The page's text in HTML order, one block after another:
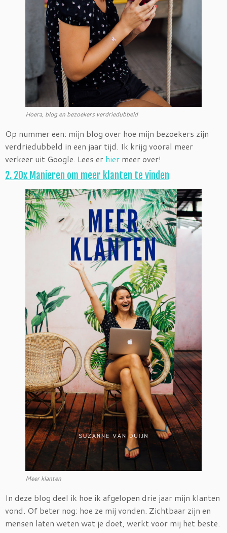
Hoera, blog en bezoekers verdriedubbeld
Op nummer een: mijn blog over hoe mijn bezoekers zijn
verdriedubbeld in een jaar tijd. Ik krijg vooral meer
verkeer uit Google. Lees er hier meer over!
2. 20x Manieren om meer klanten te vinden
Meer klanten
In deze blog deel ik hoe ik afgelopen drie jaar mijn klanten
vond. Of beter nog: hoe ze mij vonden. Zichtbaar zijn en
mensen laten weten wat je doet, werkt voor mij het beste.